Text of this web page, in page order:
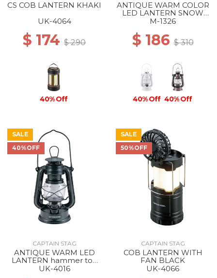
CS COB LANTERN KHAKI
UK-4064
$ 174 $ 290
40% Off
ANTIQUE WARM COLOR
LED LANTERN SNOW
WHITE
M-1326
$ 186$ 310
40% Off 40% Off
SALE
40%OFF
CAPTAIN STAG
ANTIQUE WARM LED
LANTERN hammer ton
black
UK-4016
SALE
50%OFF
CAPTAIN STAG
COB LANTERN WITH
FAN BLACK
UK-4066